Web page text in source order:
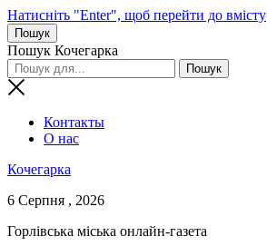
Натисніть "Enter", щоб перейти до вмісту
Пошук
Пошук Кочегарка
Контакты
О нас
Кочегарка
6 Серпня , 2026
Горлівська міська онлайн-газета